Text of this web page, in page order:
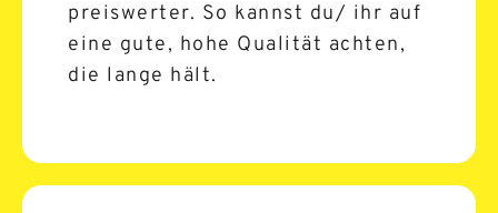
preiswerter. So kannst du/ ihr auf
eine gute, hohe Qualität achten,
die lange hält.